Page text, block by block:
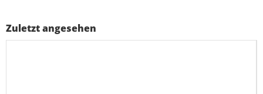
Zuletzt angesehen